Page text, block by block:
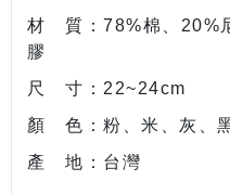
材 質：78%棉、20%
膠
尺 寸：22~24cm
顏 色：粉、米、灰、
產 地：台灣